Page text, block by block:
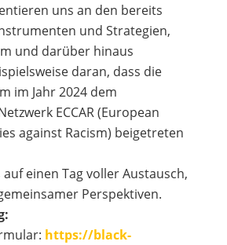
uns an den bereits
und Strategien,
und darüber hinaus
daran, dass die
im Jahr 2024 dem
ECCAR (European
against Racism) beigetreten
einen Tag voller Austausch,
Perspektiven.
https://black-